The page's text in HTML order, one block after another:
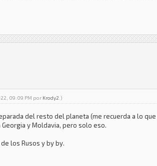
09:09 PM por Krody2 .)
del resto del planeta (me recuerda a lo que
Georgia y Moldavia, pero solo eso.
los Rusos y by by.